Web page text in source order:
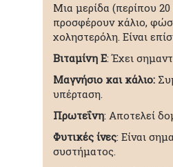
Μια μερίδα (περίπου
προσφέρουν κάλιο,
χοληστερόλη. Είναι
Βιταμίνη Ε: Έχει
Μαγνήσιο και κάλιο:
υπέρταση.
Πρωτεΐνη: Αποτελεί
Φυτικές ίνες: Είναι
συστήματος.